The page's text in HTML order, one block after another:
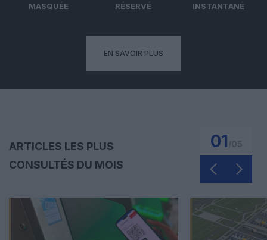
MASQUÉE
RÉSERVÉ
INSTANTANÉ
EN SAVOIR PLUS
ARTICLES LES PLUS
CONSULTÉS DU MOIS
01